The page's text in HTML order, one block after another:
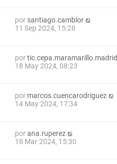
por santiago.camblor
11 Sep 2024, 15:28
portic.cepa.maramarillo.madrid
18 May 2024, 08:23
por marcos.cuencarodriguez
14 May 2024, 17:34
porana.ruperez
18 Mar 2024, 15:30